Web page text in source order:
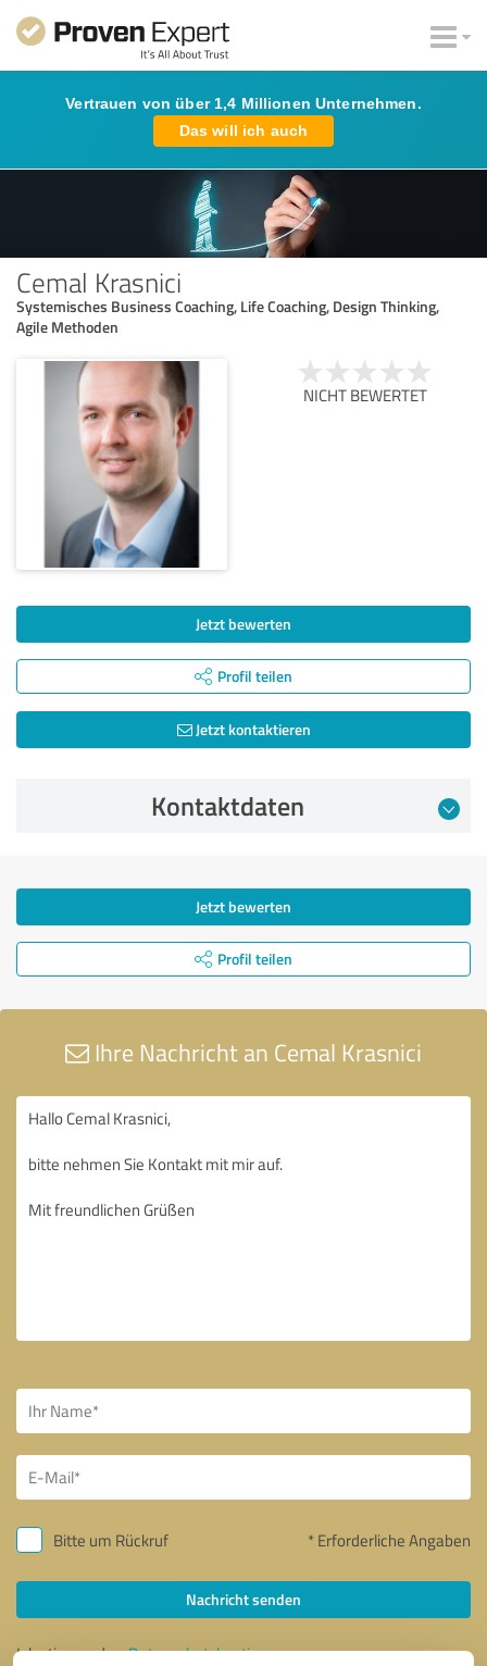
Vertrauen von über 1,4 Millionen Unternehmen.
Das will ich auch
Cemal Krasnici
Systemisches Business Coaching, Life Coaching, Design Thinking,
Agile Methoden
NICHT BEWERTET
Jetzt bewerten
Profil teilen
Jetzt kontaktieren
Kontaktdaten
Jetzt bewerten
Profil teilen
Ihre Nachricht an Cemal Krasnici
Bitte um Rückruf * Erforderliche Angaben
Nachricht senden
Ich stimme denDatenschutzbestimmungenzu.